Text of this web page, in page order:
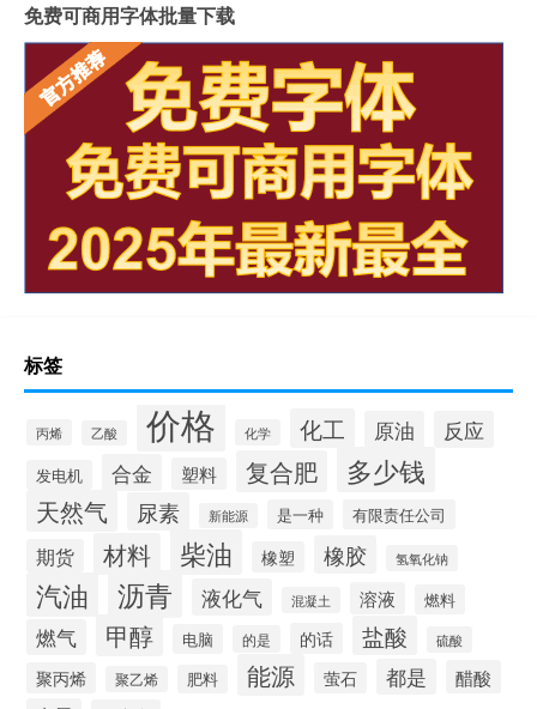
免费可商用字体批量下载
标签
丙烯 乙酸 价格 化学 化工 原油 反应
发电机 合金 塑料 复合肥 多少钱
天然气 尿素 新能源 是一种 有限责任公司
期货 材料 柴油 橡塑 橡胶 氢氧化钠
汽油 沥青 液化气 混凝土 溶液 燃料
燃气 甲醇 电脑 的是 的话 盐酸 硫酸
聚丙烯 聚乙烯 肥料 能源 萤石 都是 醋酸